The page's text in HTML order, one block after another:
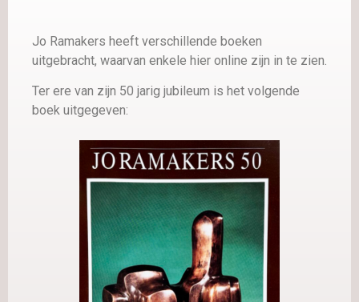
Jo Ramakers heeft verschillende boeken
uitgebracht, waarvan enkele hier online zijn in te zien.
Ter ere van zijn 50 jarig jubileum is het volgende
boek uitgegeven: